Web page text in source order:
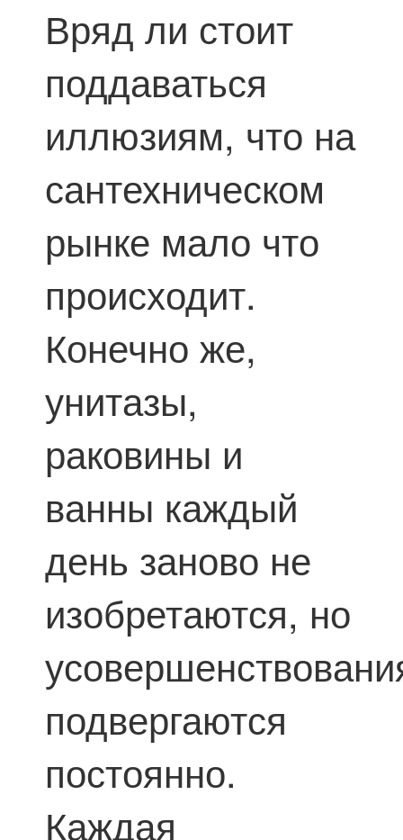
Вряд ли стоит
поддаваться
иллюзиям, что на
сантехническом
рынке мало что
происходит.
Конечно же,
унитазы,
раковины и
ванны каждый
день заново не
изобретаются, но
подвергаются
постоянно.
Каждая